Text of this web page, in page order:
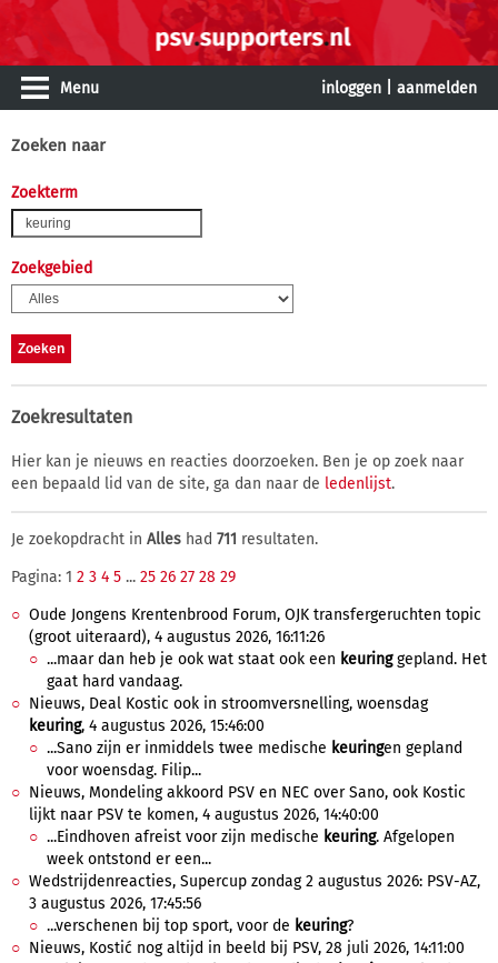
Menu inloggen aanmelden
Zoeken naar
Zoekterm
Zoekgebied
Zoekresultaten
Hier kan je nieuws en reacties doorzoeken. Ben je op zoek naar
een bepaald lid van de site, ga dan naar de ledenlijst.
Je zoekopdracht in Alles had 711 resultaten.
Pagina: 1 2 3 4 5 ... 25 26 27 28 29
Oude Jongens Krentenbrood Forum, OJK transfergeruchten topic
(groot uiteraard), 4 augustus 2026, 16:11:26
...maar dan heb je ook wat staat ook een keuringgepland. Het
gaat hard vandaag.
Nieuws, Deal Kostic ook in stroomversnelling, woensdag
keuring, 4 augustus 2026, 15:46:00
...Sano zijn er inmiddels twee medische keuringen gepland
voor woensdag. Filip...
Nieuws, Mondeling akkoord PSV en NEC over Sano, ook Kostic
lijkt naar PSV te komen, 4 augustus 2026, 14:40:00
...Eindhoven afreist voor zijn medische keuring. Afgelopen
week ontstond er een...
Wedstrijdenreacties, Supercup zondag 2 augustus 2026: PSV-AZ,
3 augustus 2026, 17:45:56
...verschenen bij top sport, voor de keuring?
Nieuws, Kostić nog altijd in beeld bij PSV, 28 juli 2026, 14:11:00